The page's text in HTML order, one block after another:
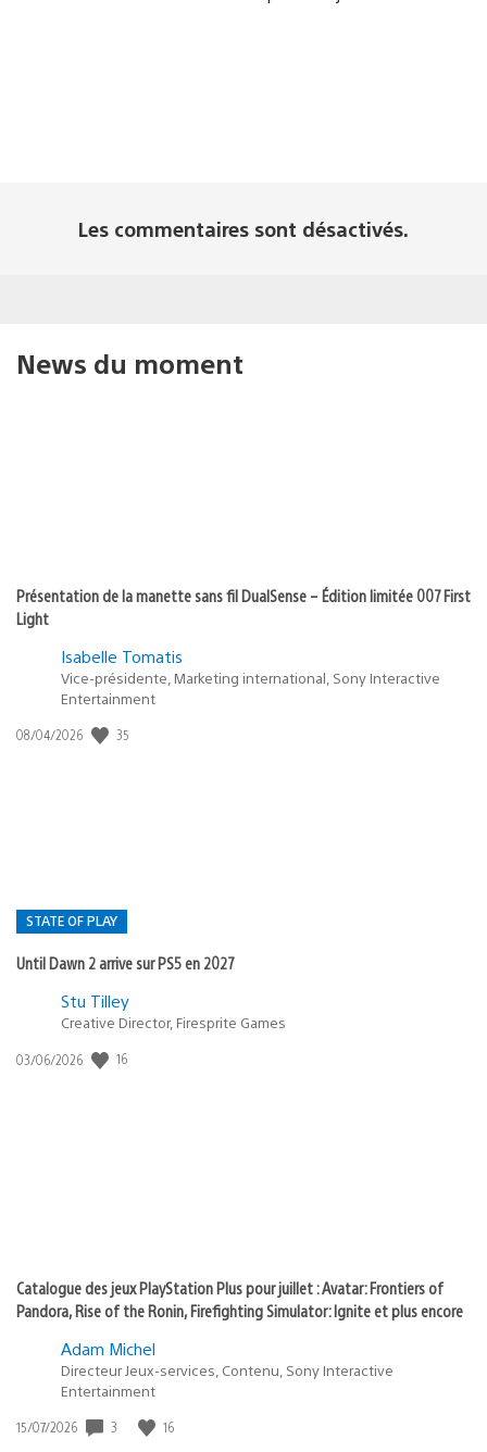
Les commentaires sont désactivés.
News du moment
Présentation de la manette sans fil DualSense – Édition limitée 007 First
Light
Isabelle Tomatis
Vice-présidente, Marketing international, Sony Interactive
Entertainment
Date
08/04/2026 35
STATE OF PLAY
Until Dawn 2 arrive sur PS5 en 2027
Postée
:
state
Stu Tilley
Creative Director, Firesprite Games
Date
03/06/2026 16
Catalogue des jeux PlayStation Plus pour juillet : Avatar: Frontiers of
Pandora, Rise of the Ronin, Firefighting Simulator: Ignite et plus encore
Adam Michel
Directeur Jeux-services, Contenu, Sony Interactive
Entertainment
Date
15/07/2026 3 16